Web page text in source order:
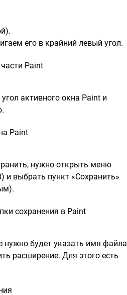
его в крайний левый угол.
активного окна Paint и
нужно открыть меню
выбрать пункт «Сохранить»
нужно будет указать имя файла
расширение. Для этого есть